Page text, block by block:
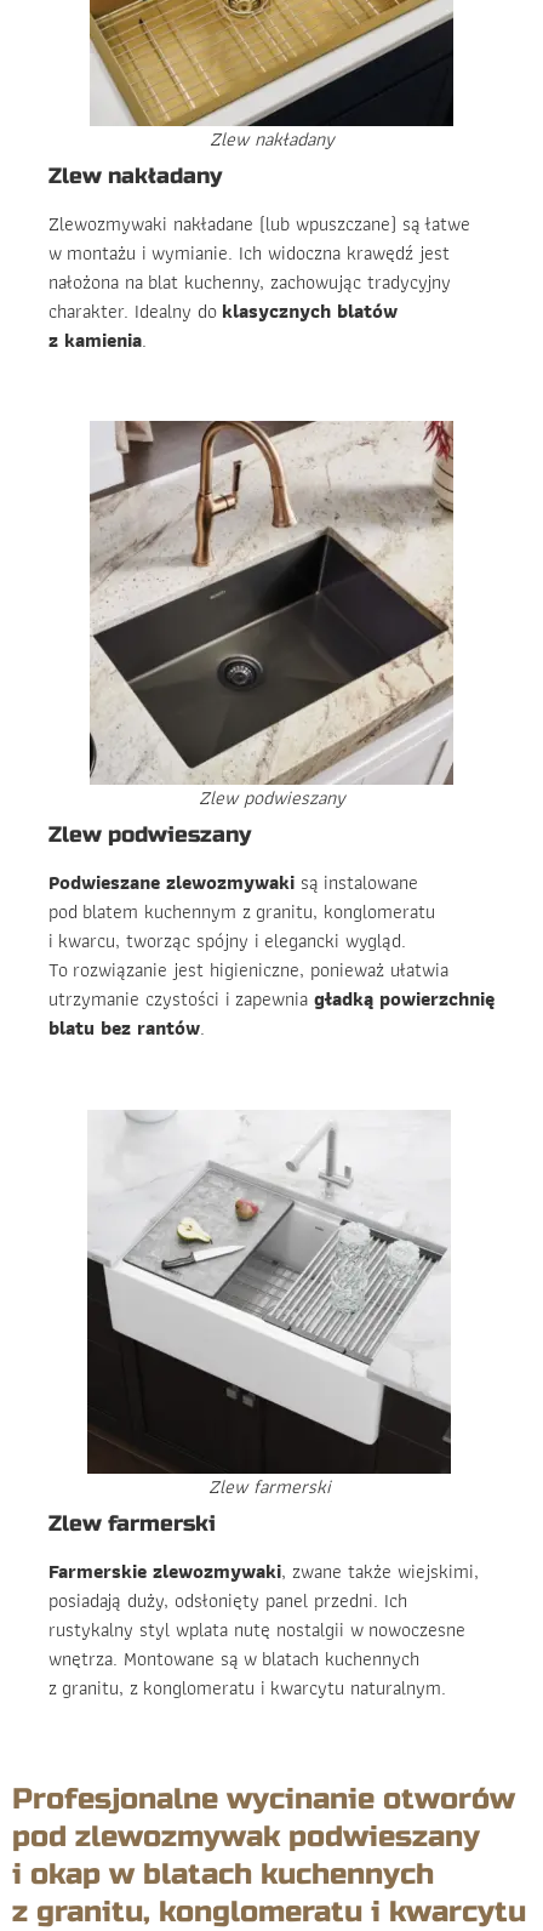
Zlew nakładany
Zlew nakładany
Zlewozmywaki nakładane (lub wpuszczane) są łatwe
w montażu i wymianie. Ich widoczna krawędź jest
nałożona na blat kuchenny, zachowując tradycyjny
charakter. Idealny do klasycznych blatów
z kamienia.
Zlew podwieszany
Zlew podwieszany
Podwieszane zlewozmywaki są instalowane
pod blatem kuchennym z granitu, konglomeratu
i kwarcu, tworząc spójny i elegancki wygląd.
To rozwiązanie jest higieniczne, ponieważ ułatwia
utrzymanie czystości i zapewnia gładką powierzchnię
blatu bez rantów.
Zlew farmerski
Zlew farmerski
Farmerskie zlewozmywaki, zwane także wiejskimi,
posiadają duży, odsłonięty panel przedni. Ich
rustykalny styl wplata nutę nostalgii w nowoczesne
wnętrza. Montowane są w blatach kuchennych
z granitu, z konglomeratu i kwarcytu naturalnym.
Profesjonalne wycinanie otworów
pod zlewozmywak podwieszany
i okap w blatach kuchennych
z granitu, konglomeratu i kwarcytu